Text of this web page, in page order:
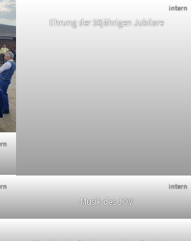
intern
Ehrung der 50jährigen Jubilare
intern
Musik des JOV